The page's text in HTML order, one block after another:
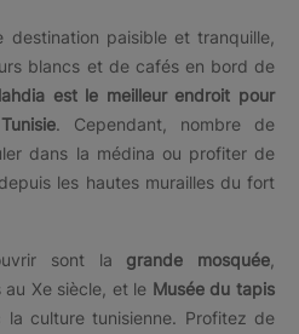
destination paisible et tranquille,
blancs et de cafés en bord de
est le meilleur endroit pour
. Cependant, nombre de
dans la médina ou profiter de
les hautes murailles du fort
sont la grande mosquée
Xe siècle, et le Musée du tapis
la culture tunisienne. Profitez de